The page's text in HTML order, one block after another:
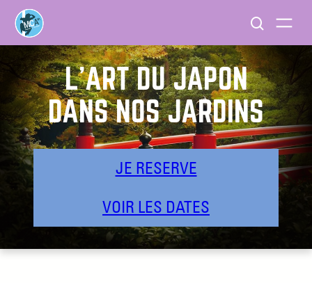
L’ART DU JAPON
DANS NOS JARDINS
JE RESERVE
VOIR LES DATES